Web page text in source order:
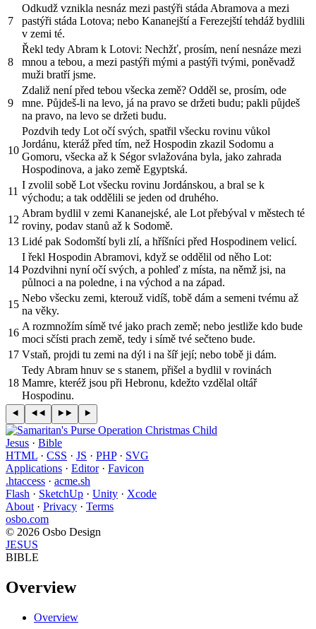
7
Odkudž vznikla nesnáz mezi pastýři stáda Abramova a mezi
pastýři stáda Lotova; nebo Kananejští a Ferezejští tehdáž bydlili
v zemi té.
8
Řekl tedy Abram k Lotovi: Nechžť, prosím, není nesnáze mezi
mnou a tebou, a mezi pastýři mými a pastýři tvými, poněvadž
muži bratří jsme.
9
Zdaliž není před tebou všecka země? Odděl se, prosím, ode
mne. Půjdeš-li na levo, já na pravo se držeti budu; pakli půjdeš
na pravo, na levo se držeti budu.
10
Pozdvih tedy Lot očí svých, spatřil všecku rovinu vůkol
Jordánu, kteráž před tím, než Hospodin zkazil Sodomu a
Gomoru, všecka až k Ségor svlažována byla, jako zahrada
Hospodinova, a jako země Egyptská.
11
I zvolil sobě Lot všecku rovinu Jordánskou, a bral se k
východu; a tak oddělili se jeden od druhého.
12
Abram bydlil v zemi Kananejské, ale Lot přebýval v městech té
roviny, podav stanů až k Sodomě.
13 Lidé pak Sodomští byli zlí, a hříšníci před Hospodinem velicí.
14
I řekl Hospodin Abramovi, když se oddělil od něho Lot:
Pozdvihni nyní očí svých, a pohleď z místa, na němž jsi, na
půlnoci a na poledne, i na východ a na západ.
15
Nebo všecku zemi, kterouž vidíš, tobě dám a semeni tvému až
na věky.
16
A rozmnožím símě tvé jako prach země; nebo jestliže kdo bude
moci sčísti prach země, tedy i símě tvé sečteno bude.
17 Vstaň, projdi tu zemi na dýl i na šíř její; nebo tobě ji dám.
18
Tedy Abram hnuv se s stanem, přišel a bydlil v rovinách
Mamre, kteréž jsou při Hebronu, kdežto vzdělal oltář
Hospodinu.
Jesus · Bible
HTML · CSS · JS · PHP· SVG
Applications · Editor· Favicon
.htaccess · acme.sh
Flash · SketchUp · Unity · Xcode
About · Privacy · Terms
osbo.com
© 2026 Osbo Design
JESUS
BIBLE
Overview
Overview